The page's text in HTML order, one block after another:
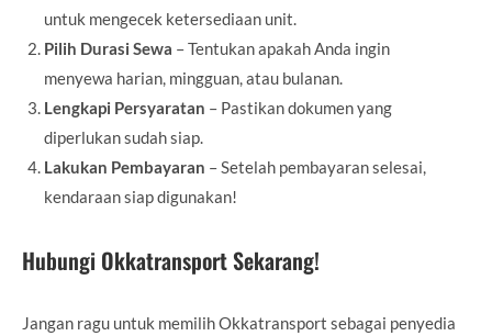
untuk mengecek ketersediaan unit.
Pilih Durasi Sewa – Tentukan apakah Anda ingin
menyewa harian, mingguan, atau bulanan.
Lengkapi Persyaratan – Pastikan dokumen yang
diperlukan sudah siap.
Lakukan Pembayaran – Setelah pembayaran selesai,
kendaraan siap digunakan!
Hubungi Okkatransport Sekarang!
Jangan ragu untuk memilih Okkatransport sebagai penyedia